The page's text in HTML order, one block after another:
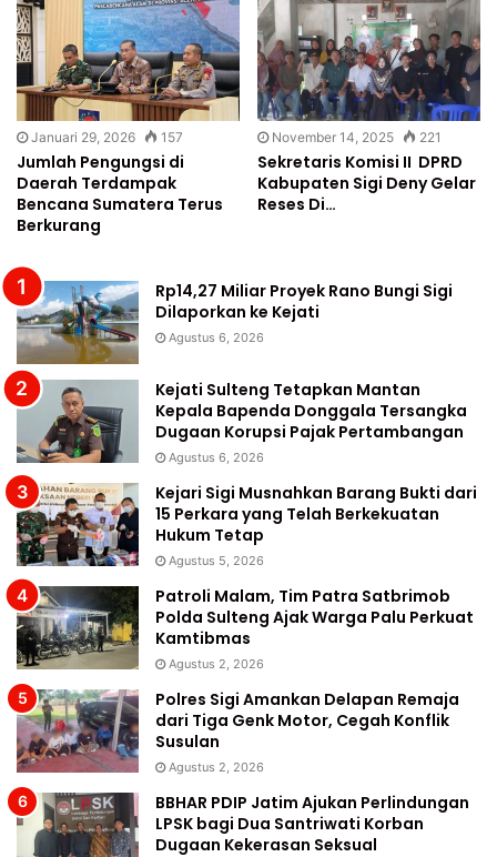
Januari 29, 2026 157
Jumlah Pengungsi di
Daerah Terdampak
Bencana Sumatera Terus
Berkurang
November 14, 2025 221
Sekretaris Komisi II DPRD
Kabupaten Sigi Deny Gelar
Reses Di…
Rp14,27 Miliar Proyek Rano Bungi Sigi
Dilaporkan ke Kejati
Agustus 6, 2026
Kejati Sulteng Tetapkan Mantan
Kepala Bapenda Donggala Tersangka
Dugaan Korupsi Pajak Pertambangan
Agustus 6, 2026
Kejari Sigi Musnahkan Barang Bukti dari
15 Perkara yang Telah Berkekuatan
Hukum Tetap
Agustus 5, 2026
Patroli Malam, Tim Patra Satbrimob
Polda Sulteng Ajak Warga Palu Perkuat
Kamtibmas
Agustus 2, 2026
Polres Sigi Amankan Delapan Remaja
dari Tiga Genk Motor, Cegah Konflik
Susulan
Agustus 2, 2026
BBHAR PDIP Jatim Ajukan Perlindungan
LPSK bagi Dua Santriwati Korban
Dugaan Kekerasan Seksual